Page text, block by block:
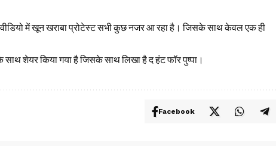
वीडियो में खून खराबा प्रोटेस्ट सभी कुछ नजर आ रहा है। जिसके साथ केवल एक ही
शेयर किया गया है जिसके साथ लिखा है द हंट फॉर पुष्पा।
Facebook